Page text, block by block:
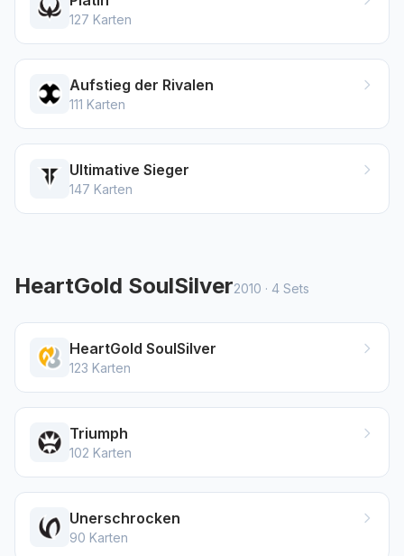
127 Karten
Aufstieg der Rivalen
111 Karten
Ultimative Sieger
147 Karten
HeartGold SoulSilver2010 · 4 Sets
HeartGold SoulSilver
123 Karten
Triumph
102 Karten
Unerschrocken
90 Karten